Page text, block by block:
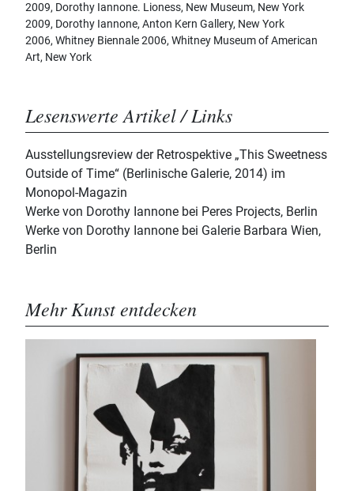
2009, Dorothy Iannone. Lioness, New Museum, New York
2009, Dorothy Iannone, Anton Kern Gallery, New York
2006, Whitney Biennale 2006, Whitney Museum of American
Art, New York
Lesenswerte Artikel / Links
Ausstellungsreview der Retrospektive „This Sweetness
Outside of Time“ (Berlinische Galerie, 2014) im
Monopol-Magazin
Werke von Dorothy Iannone bei Peres Projects, Berlin
Werke von Dorothy Iannone bei Galerie Barbara Wien,
Berlin
Mehr Kunst entdecken